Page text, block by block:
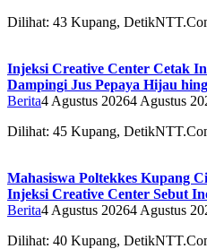
Dilihat: 43 Kupang,
Injeksi Creative Center Cetak
Dampingi Jus Pepaya Hijau
Berita4 Agustus 20264 Agustus
Dilihat: 45 Kupang,
Mahasiswa Poltekkes Kupang
Injeksi Creative Center Sebut
Berita4 Agustus 20264 Agustus
Dilihat: 40 Kupang,